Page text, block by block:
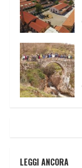
LEGGI ANCORA